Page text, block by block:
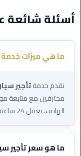
ليموزين
اون
ليموزين
ليموزين
مدينتي
ليموزين
الرحاب
أسئلة شائعة
ما هي ميزات خدمة
نقدم خدمةتأجير
محترفين مع متابعة
الهاتف. نعمل 24 ساعة طوال الأسبوع.
ما هو سعر تأجير